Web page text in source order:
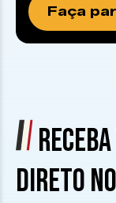
Faça
DIRETO